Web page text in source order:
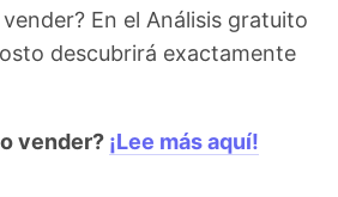
En el Análisis gratuito
descubrirá exactamente
vender? ¡Lee más aquí!